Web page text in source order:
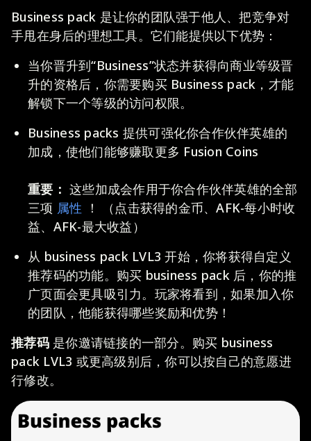
Business pack 是让你的团队强于他人、把竞争对
手甩在身后的理想工具。它们能提供以下优势：
当你晋升到“Business”状态并获得向商业等级晋
升的资格后，你需要购买 Business pack，才能
解锁下一个等级的访问权限。
Business packs 提供可强化你合作伙伴英雄的
加成，使他们能够赚取更多 Fusion Coins
重要： 这些加成会作用于你合作伙伴英雄的全部
三项 属性 ！ （点击获得的金币、AFK-每小时收
益、AFK-最大收益）
从 business pack LVL3 开始，你将获得自定义
推荐码的功能。购买 business pack 后，你的推
广页面会更具吸引力。玩家将看到，如果加入你
的团队，他能获得哪些奖励和优势！
推荐码 是你邀请链接的一部分。购买 business
pack LVL3 或更高级别后，你可以按自己的意愿进
行修改。